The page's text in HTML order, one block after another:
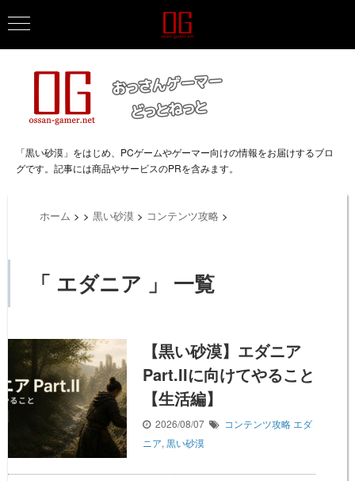
「黒い砂漠」をはじめ、PCゲームやゲーマー向けの情報をお届けするブロ
グです。記事には商品やサービスのPRを含みます。
ホーム > > 黒い砂漠 > コンテンツ攻略 >
「 エダニア 」 一覧
【黒い砂漠】エダニア
Part.IIに向けてやること
【生活編】
2026/08/07 コンテンツ攻略 エダ
ニア, 黒い砂漠